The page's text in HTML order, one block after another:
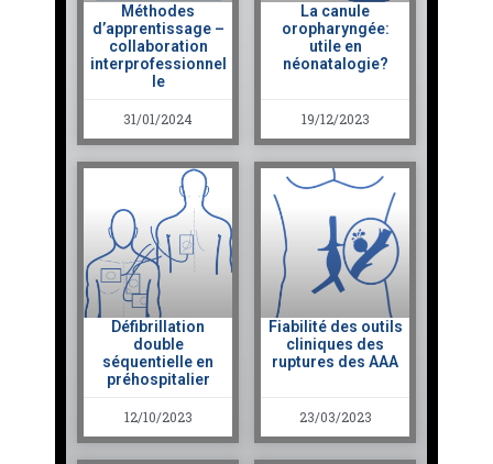
Méthodes
d’apprentissage –
collaboration
interprofessionnel
le
31/01/2024
La canule
oropharyngée:
utile en
néonatalogie?
19/12/2023
Défibrillation
double
séquentielle en
préhospitalier
12/10/2023
Fiabilité des outils
cliniques des
ruptures des AAA
23/03/2023